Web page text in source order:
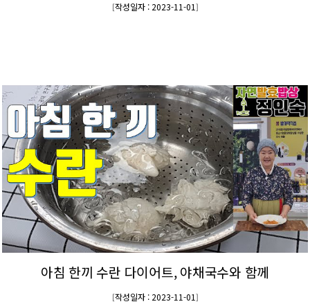
[작성일자 : 2023-11-01]
아침 한끼 수란 다이어트, 야채국수와 함께
[작성일자 : 2023-11-01]